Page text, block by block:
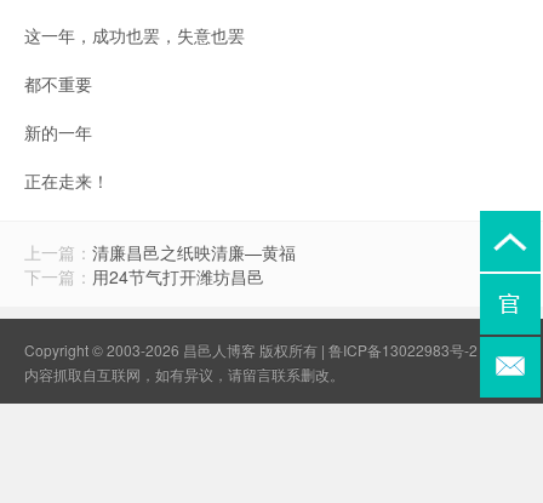
这一年，成功也罢，失意也罢
都不重要
新的一年
正在走来！
上一篇： 清廉昌邑之纸映清廉—黄福
下一篇： 用24节气打开潍坊昌邑
Copyright © 2003-2026 昌邑人博客 版权所有 | 鲁ICP备13022983号-2
内容抓取自互联网，如有异议，请留言联系删改。